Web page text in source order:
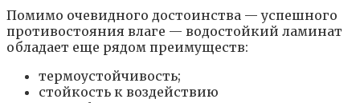
Помимо очевидного достоинства — успешного
противостояния влаге — водостойкий ламинат
обладает еще рядом преимуществ:
термоустойчивость;
стойкость к воздействию